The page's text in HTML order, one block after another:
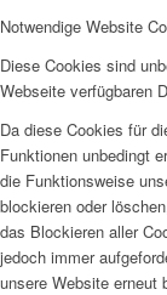
Notwendige Website
Diese Cookies sind
Webseite verfügbaren
Da diese Cookies für
Funktionen unbedingt
die Funktionsweise
blockieren oder
das Blockieren aller
jedoch immer
unsere Website erneut